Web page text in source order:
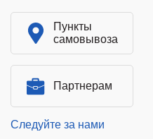
Пункты
самовывоза
Партнерам
Следуйте за нами